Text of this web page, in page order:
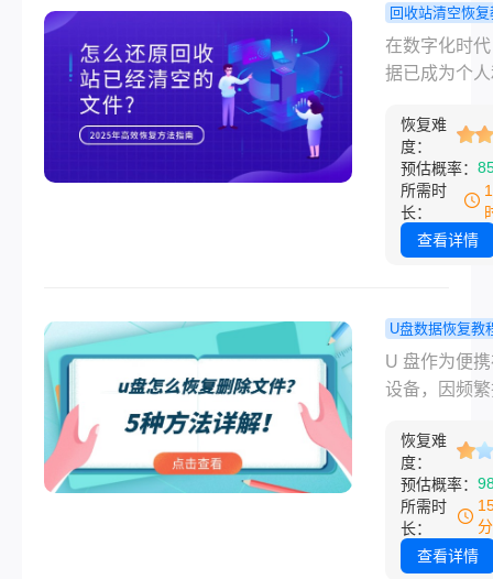
的各个层面
供实用的决
议。
有十年存储
据修复经验
工程师，我
致的悲剧：
删合同后反
盘尝试读取
42%数据被
盖；新手用
解版”软件二
烤进水U盘加
燥..那么u盘
文件怎么恢
出发，结合
景案例，系
盘文件恢复
有效方法。
回收站清空恢
怎么还原回
已经清空的
高效恢复方
指南
在数字化时
据已成为个
论是误删的
档、珍贵的
片，还是重
目文件，一
都可能造成
失”，操作系
除文件索引
NTFS的MFT
APFS的B-
构），实际
存储在磁盘
中，直至被
覆盖。那么
原回收站已
的文件呢？
恢复难
度：
预估概率：
所需时
长：
查看详情
U盘数据恢复教
怎么恢复删
件？5种类
U 盘作为便
设备，因频
毒攻击等原
导致数据丢
数据恢复实
计，70% 的
据丢失源于
恢复难
度：
预估概率：
所需时
长：
查看详情